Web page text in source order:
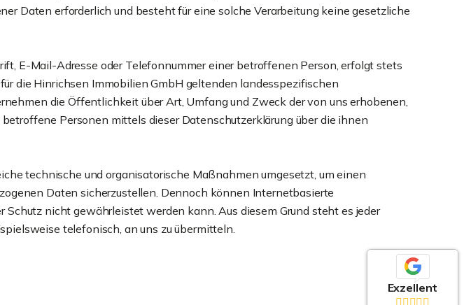
Daten erforderlich und besteht für eine solche Verarbeitung keine gesetzliche
E-Mail-Adresse oder Telefonnummer einer betroffenen Person, erfolgt stets
die Hinrichsen Immobilien GmbH geltenden landesspezifischen
die Öffentlichkeit über Art, Umfang und Zweck der von uns erhobenen,
Personen mittels dieser Datenschutzerklärung über die ihnen
technische und organisatorische Maßnahmen umgesetzt, um einen
Daten sicherzustellen. Dennoch können Internetbasierte
nicht gewährleistet werden kann. Aus diesem Grund steht es jeder
telefonisch, an uns zu übermitteln.
Exzellent